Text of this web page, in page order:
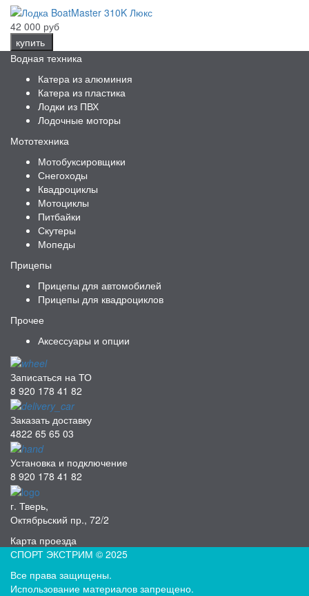
42 000 руб
купить
Водная техника
Катера из алюминия
Катера из пластика
Лодки из ПВХ
Лодочные моторы
Мототехника
Мотобуксировщики
Снегоходы
Квадроциклы
Мотоциклы
Питбайки
Скутеры
Мопеды
Прицепы
Прицепы для автомобилей
Прицепы для квадроциклов
Прочее
Аксессуары и опции
Записаться на ТО
8 920 178 41 82
Заказать доставку
4822 65 65 03
Установка и подключение
8 920 178 41 82
г. Тверь,
Октябрьский пр., 72/2
Карта проезда
СПОРТ ЭКСТРИМ © 2025
Все права защищены.
Использование материалов запрещено.